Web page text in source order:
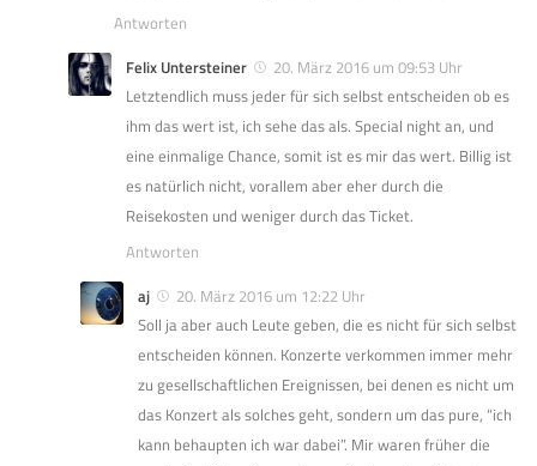
Antworten
Felix Untersteiner
20. März 2016 um 09:53 Uhr
Letztendlich muss jeder für sich selbst entscheiden ob es
ihm das wert ist, ich sehe das als. Special night an, und
eine einmalige Chance, somit ist es mir das wert. Billig ist
es natürlich nicht, vorallem aber eher durch die
Reisekosten und weniger durch das Ticket.
Antworten
aj
20. März 2016 um 12:22 Uhr
Soll ja aber auch Leute geben, die es nicht für sich selbst
entscheiden können. Konzerte verkommen immer mehr
zu gesellschaftlichen Ereignissen, bei denen es nicht um
das Konzert als solches geht, sondern um das pure, “ich
kann behaupten ich war dabei”. Mir waren früher die